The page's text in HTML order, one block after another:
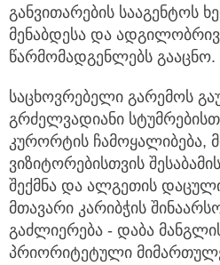
განვითარების სააგენტოს
მენაბდესა და
წარმომადგენლებს გააცნო.
საცხოვრებელი გარემოს
გრძელვადიანი
კურორტის ჩამოყალიბება,
ვიზიტორებისთვის
შექმნა და ალგეთის
მთავარი კარიბჭის
გაძლიერება - დაბა
პრიორიტეტული